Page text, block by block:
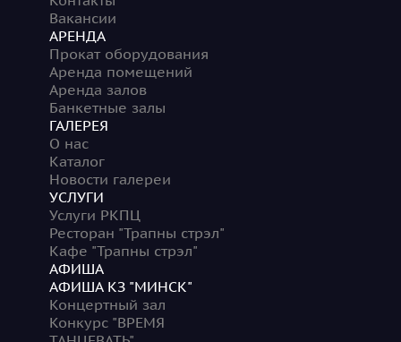
Вакансии
АРЕНДА
Прокат оборудования
Аренда помещений
Аренда залов
Банкетные залы
ГАЛЕРЕЯ
О нас
Каталог
Новости галереи
УСЛУГИ
Услуги РКПЦ
Ресторан "Трапны стрэл"
Кафе "Трапны стрэл"
АФИША
АФИША КЗ "МИНСК"
Концертный зал
Конкурс "ВРЕМЯ